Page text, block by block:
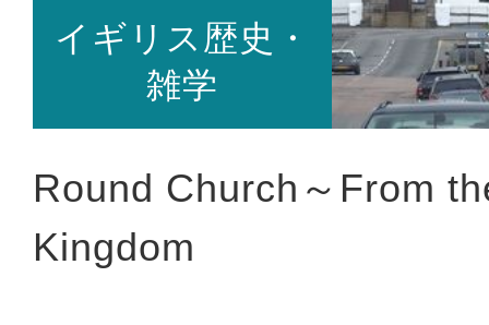
イギリス歴史・
雑学
Round Church～From
Kingdom